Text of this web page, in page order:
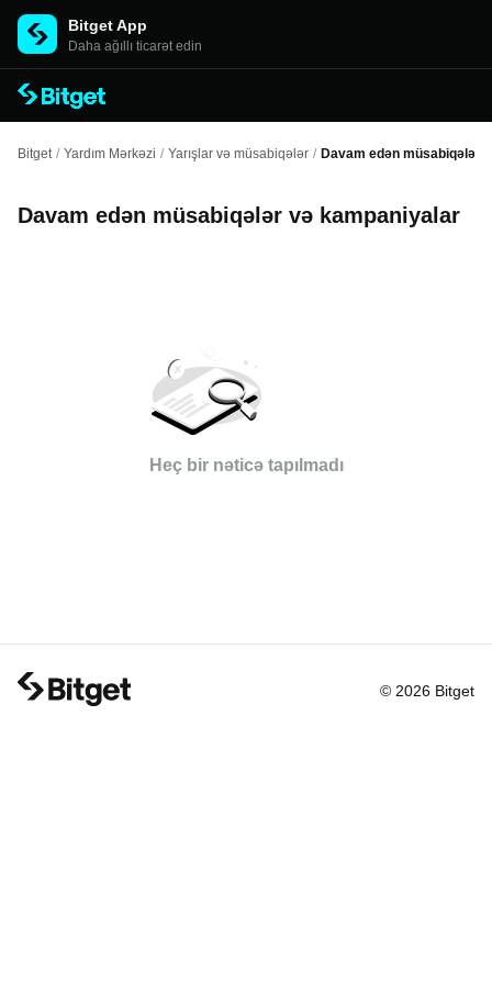
Bitget App
Daha ağıllı ticarət edin
Bitget / Yardım Mərkəzi / Yarışlar və müsabiqələr / Davam edən müsabiqələr
Davam edən müsabiqələr və kampaniyalar
Heç bir nəticə tapılmadı
© 2026 Bitget